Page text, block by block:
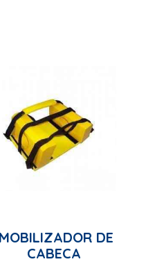
DE
CABECA